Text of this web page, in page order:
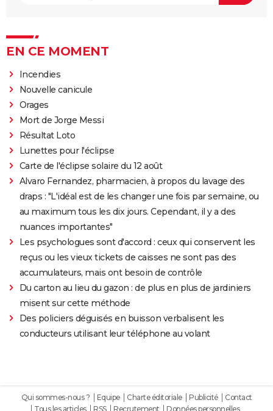
EN CE MOMENT
Incendies
Nouvelle canicule
Orages
Mort de Jorge Messi
Résultat Loto
Lunettes pour l'éclipse
Carte de l'éclipse solaire du 12 août
Alvaro Fernandez, pharmacien, à propos du lavage des
draps : "L'idéal est de les changer une fois par semaine, ou
au maximum tous les dix jours. Cependant, il y a des
nuances importantes"
Les psychologues sont d'accord : ceux qui conservent les
reçus ou les vieux tickets de caisses ne sont pas des
accumulateurs, mais ont besoin de contrôle
Du carton au lieu du gazon : de plus en plus de jardiniers
misent sur cette méthode
Des policiers déguisés en buisson verbalisent les
conducteurs utilisant leur téléphone au volant
Qui sommes-nous ? Equipe Charte éditoriale Publicité
Contact
Tous les articles
RSS Recrutement Données personnelles